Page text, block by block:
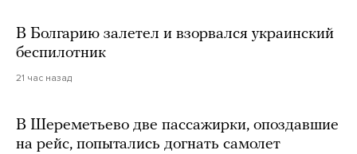
В Болгарию залетел и взорвался украинский
беспилотник
21 час назад
В Шереметьево две пассажирки, опоздавшие
на рейс, попытались догнать самолет